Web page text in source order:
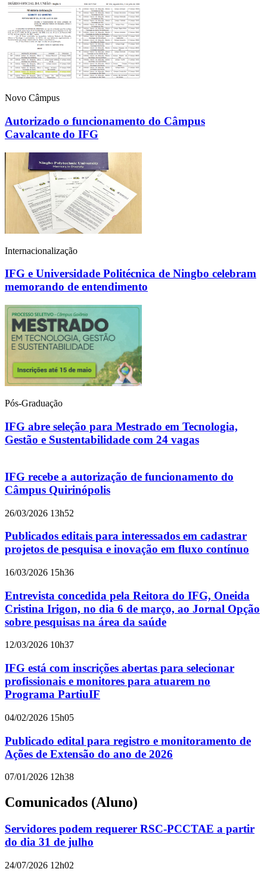
Novo Câmpus
Autorizado o funcionamento do Câmpus
Cavalcante do IFG
Internacionalização
IFG e Universidade Politécnica de Ningbo celebram
memorando de entendimento
Pós-Graduação
IFG abre seleção para Mestrado em Tecnologia,
Gestão e Sustentabilidade com 24 vagas
IFG recebe a autorização de funcionamento do
Câmpus Quirinópolis
26/03/2026 13h52
Publicados editais para interessados em cadastrar
projetos de pesquisa e inovação em fluxo contínuo
16/03/2026 15h36
Entrevista concedida pela Reitora do IFG, Oneida
Cristina Irigon, no dia 6 de março, ao Jornal Opção
sobre pesquisas na área da saúde
12/03/2026 10h37
IFG está com inscrições abertas para selecionar
profissionais e monitores para atuarem no
Programa PartiuIF
04/02/2026 15h05
Publicado edital para registro e monitoramento de
Ações de Extensão do ano de 2026
07/01/2026 12h38
Comunicados (Aluno)
Servidores podem requerer RSC-PCCTAE a partir
do dia 31 de julho
24/07/2026 12h02